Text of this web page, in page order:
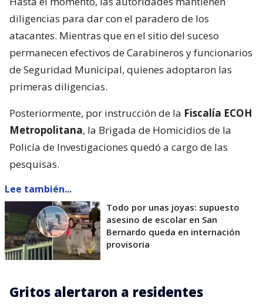
diligencias para dar con el paradero de los
atacantes. Mientras que en el sitio del suceso
permanecen efectivos de Carabineros y funcionarios
de Seguridad Municipal, quienes adoptaron las
primeras diligencias.
Posteriormente, por instrucción de la Fiscalía ECOH
Metropolitana, la Brigada de Homicidios de la
Policía de Investigaciones quedó a cargo de las
pesquisas.
Lee también...
Todo por unas joyas: supuesto
asesino de escolar en San
Bernardo queda en internación
provisoria
Gritos alertaron a residentes